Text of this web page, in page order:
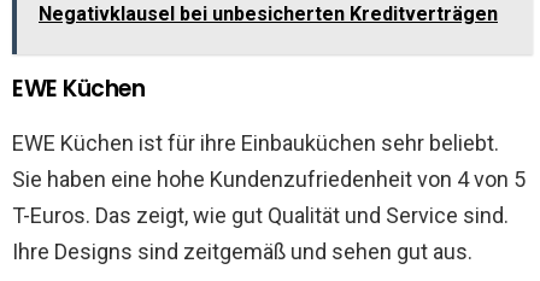
Negativklausel bei unbesicherten Kreditverträgen
EWE Küchen
EWE Küchen ist für ihre Einbauküchen sehr beliebt.
Sie haben eine hohe Kundenzufriedenheit von 4 von 5
T-Euros. Das zeigt, wie gut Qualität und Service sind.
Ihre Designs sind zeitgemäß und sehen gut aus.